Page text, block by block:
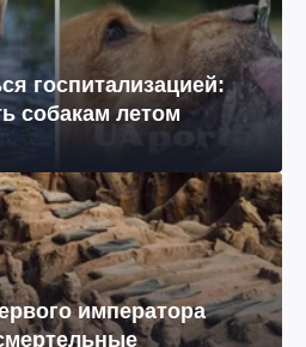
госпитализацией:
собакам летом
императора